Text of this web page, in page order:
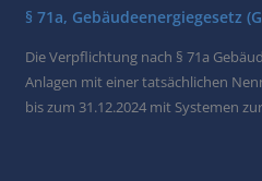
§ 71a, Gebäudeenergiegesetz
Die Verpflichtung nach § 71a
Anlagen mit einer tatsächlichen
bis zum 31.12.2024 mit Systemen